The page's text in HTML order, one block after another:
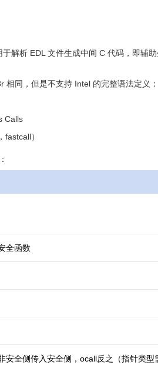
解析 EDL 文件生成中间 C 代码，即辅
同，但是不支持 Intel 的完整语法定义：
Calls
）
全函数
安全侧传入安全侧，ocall反之（指针类